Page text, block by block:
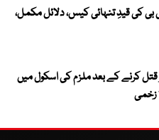
بی کی قیدِ تنہائی کیس، دلائل مکمل،
قتل کرنے کے بعد ملزم کی اسکول میں